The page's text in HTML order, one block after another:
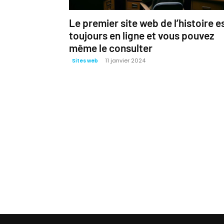
Le premier site web de l’histoire
toujours en ligne et vous pouvez
même le consulter
Sites web 11 janvier 2024